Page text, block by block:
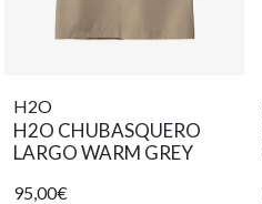
H2O
H2O CHUBASQUERO
LARGO WARM GREY
95,00€